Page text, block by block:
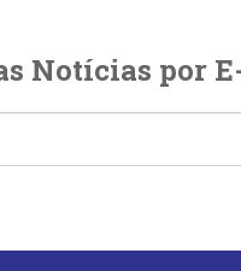
Notícias por